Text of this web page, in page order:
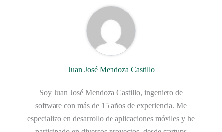
Juan José Mendoza Castillo
Soy Juan José Mendoza Castillo, ingeniero de
software con más de 15 años de experiencia. Me
especializo en desarrollo de aplicaciones móviles y he